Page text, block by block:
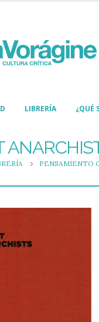
LIBRERÍA ¿QUÉ
PENSAMIENTO